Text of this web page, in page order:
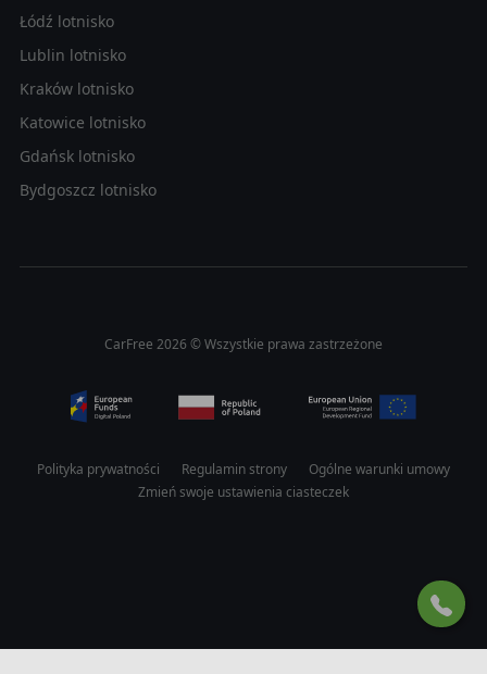
Łódź lotnisko
Lublin lotnisko
Kraków lotnisko
Katowice lotnisko
Gdańsk lotnisko
Bydgoszcz lotnisko
CarFree 2026 © Wszystkie prawa zastrzeżone
Polityka prywatności Regulamin strony
Ogólne warunki umowy
Zmień swoje ustawienia ciasteczek